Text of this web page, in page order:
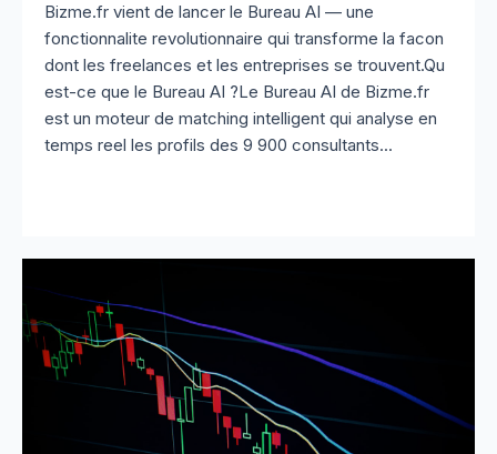
Bizme.fr vient de lancer le Bureau AI — une
fonctionnalite revolutionnaire qui transforme la facon
dont les freelances et les entreprises se trouvent.Qu
est-ce que le Bureau AI ?Le Bureau AI de Bizme.fr
est un moteur de matching intelligent qui analyse en
temps reel les profils des 9 900 consultants...